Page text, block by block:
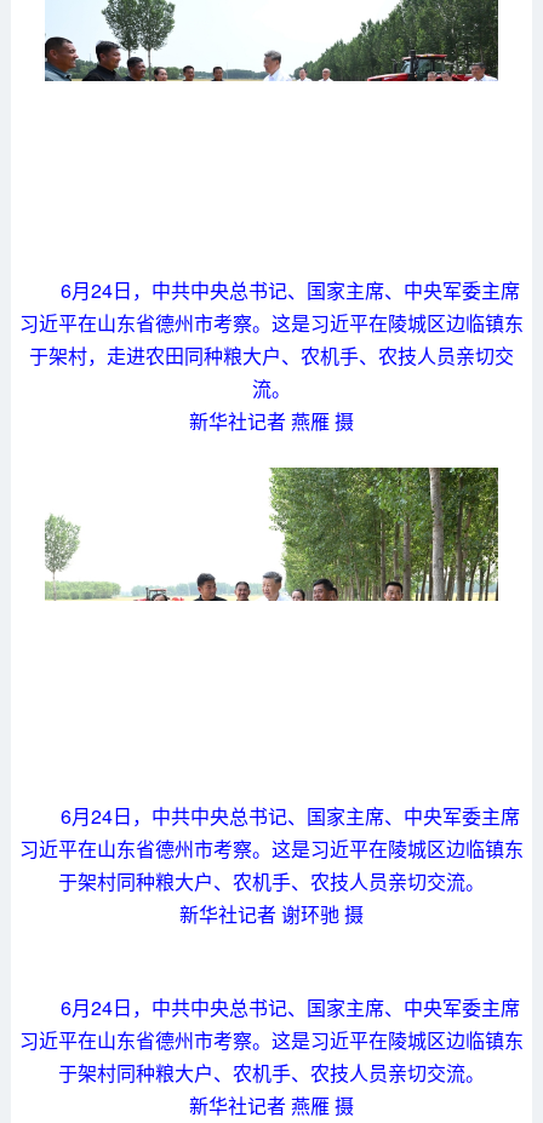
6月24日，中共中央总书记、国家主席、中央军委主席
习近平在山东省德州市考察。这是习近平在陵城区边临镇东
于架村，走进农田同种粮大户、农机手、农技人员亲切交
流。
新华社记者 燕雁 摄
6月24日，中共中央总书记、国家主席、中央军委主席
习近平在山东省德州市考察。这是习近平在陵城区边临镇东
于架村同种粮大户、农机手、农技人员亲切交流。
新华社记者 谢环驰 摄
6月24日，中共中央总书记、国家主席、中央军委主席
习近平在山东省德州市考察。这是习近平在陵城区边临镇东
于架村同种粮大户、农机手、农技人员亲切交流。
新华社记者 燕雁 摄